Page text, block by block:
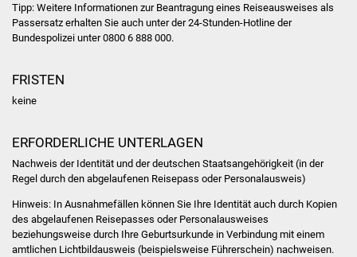
Lokale Agenda
Stadtwerke
Suenergie
Tipp: Weitere Informationen zur Beantragung eines Reiseausweises als
Passersatz erhalten Sie auch unter der 24-Stunden-Hotline der
Bundespolizei unter 0800 6 888 000.
FRISTEN
keine
ERFORDERLICHE UNTERLAGEN
Nachweis der Identität und der deutschen Staatsangehörigkeit (in der
Regel durch den abgelaufenen Reisepass oder Personalausweis)
Hinweis: In Ausnahmefällen können Sie Ihre Identität auch durch Kopien
des abgelaufenen Reisepasses oder Personalausweises
beziehungsweise durch Ihre Geburtsurkunde in Verbindung mit einem
amtlichen Lichtbildausweis (beispielsweise Führerschein) nachweisen.